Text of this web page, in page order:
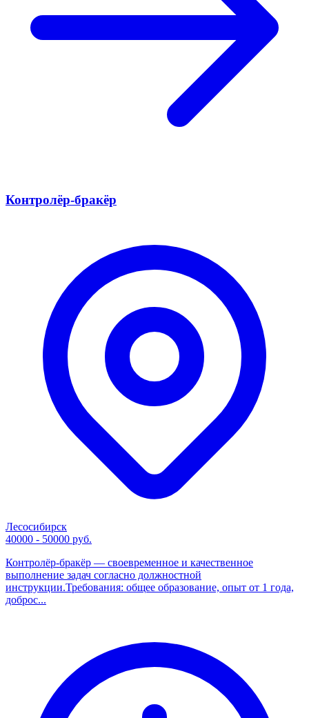
Контролёр-бракёр
Лесосибирск
40000 - 50000 руб.
Контролёр-бракёр — своевременное и качественное
выполнение задач согласно должностной
инструкции.Требования: общее образование, опыт от 1 года,
доброс...